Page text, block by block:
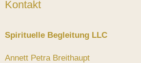
Kontakt
Spirituelle Begleitung LLC
Annett Petra Breithaupt